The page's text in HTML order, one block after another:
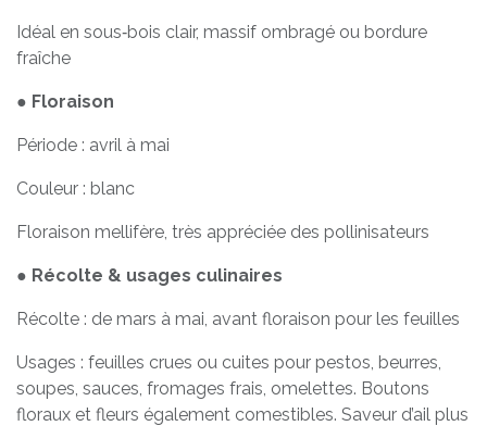
Idéal en sous‑bois clair, massif ombragé ou bordure
fraîche
● Floraison
Période : avril à mai
Couleur : blanc
Floraison mellifère, très appréciée des pollinisateurs
● Récolte & usages culinaires
Récolte : de mars à mai, avant floraison pour les feuilles
Usages : feuilles crues ou cuites pour pestos, beurres,
soupes, sauces, fromages frais, omelettes. Boutons
floraux et fleurs également comestibles. Saveur d’ail plus